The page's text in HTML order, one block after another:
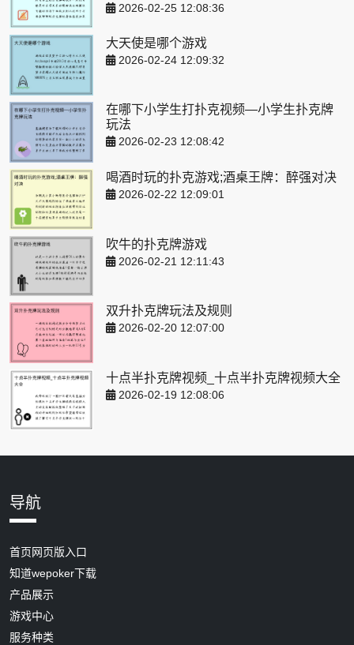
2026-02-25 12:08:36
大天使是哪个游戏
2026-02-24 12:09:32
在哪下小学生打扑克视频—小学生扑克牌
玩法
2026-02-23 12:08:42
喝酒时玩的扑克游戏;酒桌王牌：醉强对决
2026-02-22 12:09:01
吹牛的扑克牌游戏
2026-02-21 12:11:43
双升扑克牌玩法及规则
2026-02-20 12:07:00
十点半扑克牌视频_十点半扑克牌视频大全
2026-02-19 12:08:06
导航
首页网页版入口
知道wepoker下载
产品展示
游戏中心
服务种类